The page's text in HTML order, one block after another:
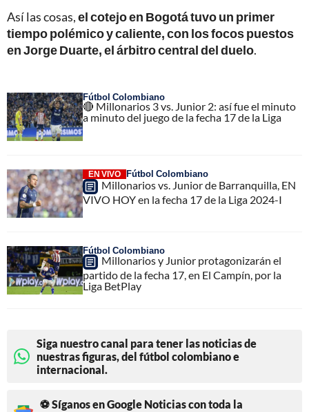
Así las cosas,el cotejo en Bogotá tuvo un primer
tiempo polémico y caliente, con los focos puestos
en Jorge Duarte, el árbitro central del duelo.
Fútbol Colombiano
🔴 Millonarios 3 vs. Junior 2: así fue el minuto
a minuto del juego de la fecha 17 de la Liga
EN VIVO Fútbol Colombiano
Millonarios vs. Junior de Barranquilla, EN
VIVO HOY en la fecha 17 de la Liga 2024-I
Fútbol Colombiano
Millonarios y Junior protagonizarán el
partido de la fecha 17, en El Campín, por la
Liga BetPlay
Siga nuestro canal para tener las noticias de
nuestras figuras, del fútbol colombiano e
internacional.
⚽ Síganos en Google Noticias con toda la